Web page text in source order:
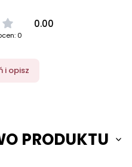
0.00
0
i opisz
PRODUKTU